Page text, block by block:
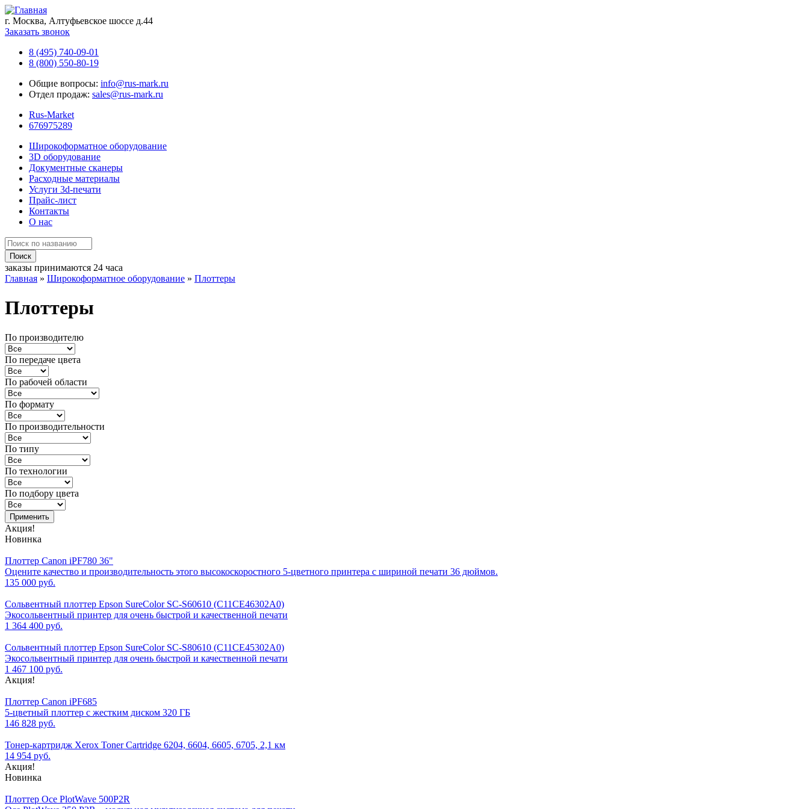
г. Москва, Алтуфьевское шоссе д.44
Заказать звонок
8 (495) 740-09-01
8 (800) 550-80-19
Общие вопросы: info@rus-mark.ru
Отдел продаж: sales@rus-mark.ru
Rus-Market
676975289
Широкоформатное оборудование
3D оборудование
Документные сканеры
Расходные материалы
Услуги 3d-печати
Прайс-лист
Контакты
О нас
заказы принимаются 24 часа
Главная » Широкоформатное оборудование » Плоттеры
Плоттеры
По производителю
По передаче цвета
По рабочей области
По формату
По производительности
По типу
По технологии
По подбору цвета
Акция!
Новинка
Плоттер Canon iPF780 36"
Оцените качество и производительность этого высокоскоростного 5-цветного принтера с шириной печати 36 дюймов.
135 000 руб.
Сольвентный плоттер Epson SureColor SC-S60610 (C11CE46302A0)
Экосольвентный принтер для очень быстрой и качественной печати
1 364 400 руб.
Сольвентный плоттер Epson SureColor SC-S80610 (C11CE45302A0)
Экосольвентный принтер для очень быстрой и качественной печати
1 467 100 руб.
Акция!
Плоттер Canon iPF685
5-цветный плоттер с жестким диском 320 ГБ
146 828 руб.
Тонер-картридж Xerox Toner Cartridge 6204, 6604, 6605, 6705, 2,1 км
14 954 руб.
Акция!
Новинка
Плоттер Oce PlotWave 500P2R